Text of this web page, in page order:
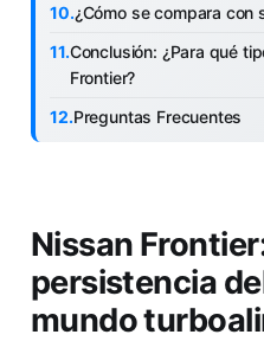
¿Cómo se compara con
Conclusión: ¿Para qué
Frontier?
Preguntas Frecuentes
Nissan
persistencia
mundo